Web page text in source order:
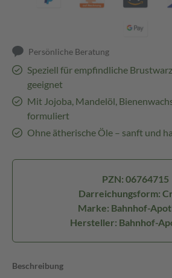
Persönliche Beratung
Speziell für empfindliche
geeignet
Mit Jojoba, Mandelöl,
formuliert
Ohne ätherische Öle – sanft und
PZN: 06764715
Darreichungsform:
Marke: Bahnhof-
Hersteller: Bahnhof-
Beschreibung